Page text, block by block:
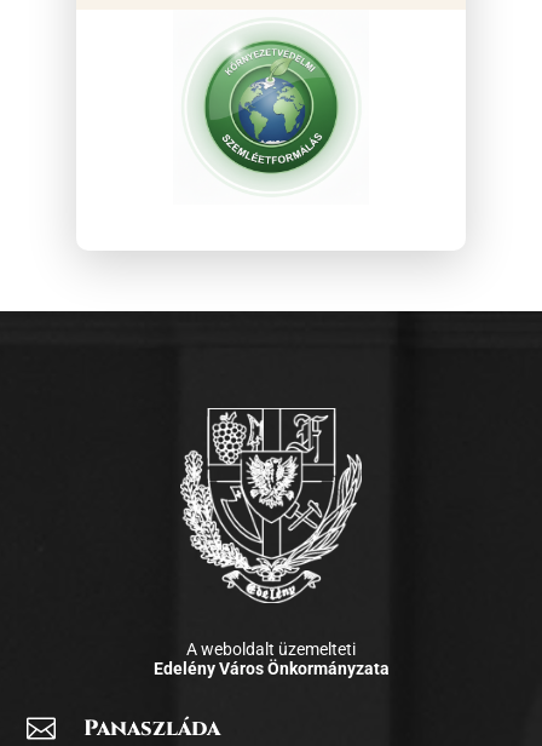
A weboldalt üzemelteti
Edelény Város Önkormányzata
 Panaszláda